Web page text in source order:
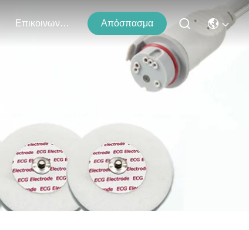
Επικοινωνήστε Μαζί Μας Απόσπασμα